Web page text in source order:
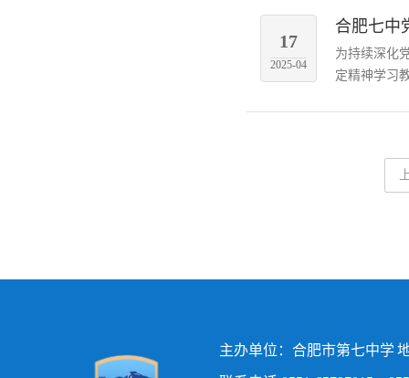
17
2025-04
合肥七中
为持续深化
定精神学习
主办单位：合肥市第七中学